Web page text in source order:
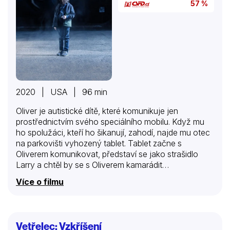
57 %
2020 | USA | 96 min
Oliver je autistické dítě, které komunikuje jen
prostřednictvím svého speciálního mobilu. Když mu
ho spolužáci, kteří ho šikanují, zahodí, najde mu otec
na parkovišti vyhozený tablet. Tablet začne s
Oliverem komunikovat, představí se jako strašidlo
Larry a chtěl by se s Oliverem kamarádit…
Více o filmu
Vetřelec: Vzkříšení